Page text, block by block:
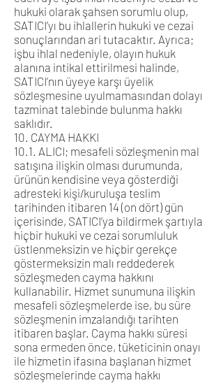
hukuki olarak şahsen sorumlu olup,
SATICI’yı bu ihlallerin hukuki ve cezai
sonuçlarından ari tutacaktır. Ayrıca;
işbu ihlal nedeniyle, olayın hukuk
alanına intikal ettirilmesi halinde,
SATICI’nın üyeye karşı üyelik
sözleşmesine uyulmamasından dolayı
tazminat talebinde bulunma hakkı
saklıdır.
10. CAYMA HAKKI
10.1. ALICI; mesafeli sözleşmenin mal
satışına ilişkin olması durumunda,
ürünün kendisine veya gösterdiği
adresteki kişi/kuruluşa teslim
tarihinden itibaren 14 (on dört) gün
içerisinde, SATICI’ya bildirmek şartıyla
hiçbir hukuki ve cezai sorumluluk
üstlenmeksizin ve hiçbir gerekçe
göstermeksizin malı reddederek
sözleşmeden cayma hakkını
kullanabilir. Hizmet sunumuna ilişkin
mesafeli sözleşmelerde ise, bu süre
sözleşmenin imzalandığı tarihten
itibaren başlar. Cayma hakkı süresi
sona ermeden önce, tüketicinin onayı
ile hizmetin ifasına başlanan hizmet
sözleşmelerinde cayma hakkı